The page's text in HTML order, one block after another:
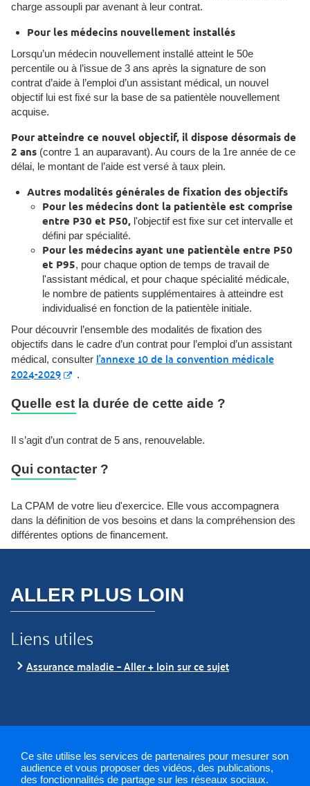
Ce site utilise les services de partenaires pour mesurer son
audience et vous proposer des vidéos, des publications,
des fonctionnalités de partage sur les réseaux sociaux.
charge assoupli par avenant à leur contrat.
Pour les médecins nouvellement installés
Lorsqu’un médecin nouvellement installé atteint le 50e
percentile ou à l’issue de 3 ans après la signature de son
contrat d’aide à l’emploi d’un assistant médical, un nouvel
objectif lui est fixé sur la base de sa patientèle nouvellement
acquise.
Pour atteindre ce nouvel objectif, il dispose désormais de
2 ans (contre 1 an auparavant). Au cours de la 1re année de ce
délai, le montant de l’aide est versé à taux plein.
Autres modalités générales de fixation des objectifs
Pour les médecins dont la patientèle est comprise
entre P30 et P50, l'objectif est fixe sur cet intervalle et
défini par spécialité.
Pour les médecins ayant une patientèle entre P50
et P95, pour chaque option de temps de travail de
l'assistant médical, et pour chaque spécialité médicale,
le nombre de patients supplémentaires à atteindre est
individualisé en fonction de la patientèle initiale.
Pour découvrir l’ensemble des modalités de fixation des
objectifs dans le cadre d’un contrat pour l’emploi d’un assistant
médical, consulter l’annexe 10 de la convention médicale
2024-2029
.
Quelle est la durée de cette aide ?
Il s’agit d’un contrat de 5 ans, renouvelable.
Qui contacter ?
La CPAM de votre lieu d'exercice. Elle vous accompagnera
dans la définition de vos besoins et dans la compréhension des
différentes options de financement.
ALLER PLUS LOIN
Liens utiles
Assurance maladie – Aller + loin sur ce sujet